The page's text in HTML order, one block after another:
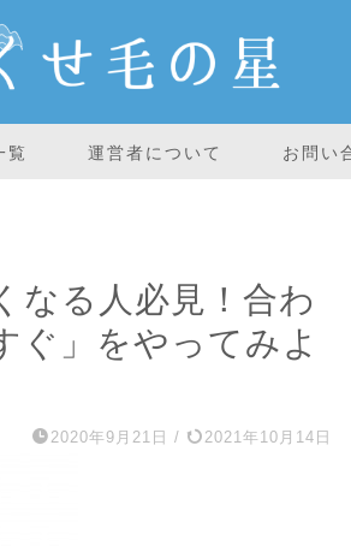
覧 運営者について お問い
なる人必見！合わ
ぐ」をやってみよ
2020年9月21日 / 2021年10月14日